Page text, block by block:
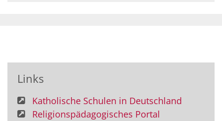
Links
Katholische Schulen in Deutschland
Religionspädagogisches Portal